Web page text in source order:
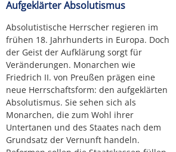
Aufgeklärter Absolutismus
Absolutistische Herrscher regieren im
frühen 18. Jahrhunderts in Europa. Doch
der Geist der Aufklärung sorgt für
Veränderungen. Monarchen wie
Friedrich II. von Preußen prägen eine
neue Herrschaftsform: den aufgeklärten
Absolutismus. Sie sehen sich als
Monarchen, die zum Wohl ihrer
Untertanen und des Staates nach dem
Grundsatz der Vernunft handeln.